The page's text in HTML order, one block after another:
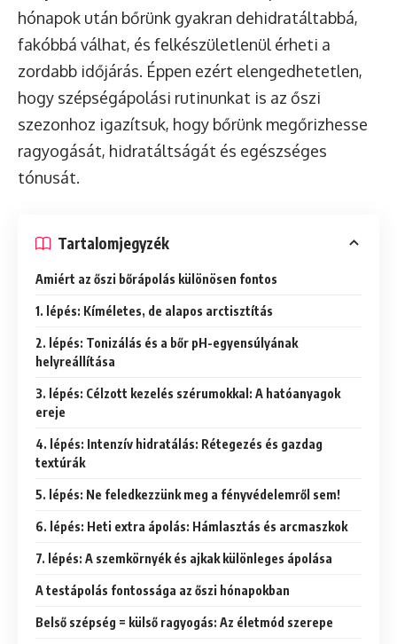
hónapok után bőrünk gyakran dehidratáltabbá,
fakóbbá válhat, és felkészületlenül érheti a
zordabb időjárás. Éppen ezért elengedhetetlen,
hogy szépségápolási rutinunkat is az őszi
szezonhoz igazítsuk, hogy bőrünk megőrizhesse
ragyogását, hidratáltságát és egészséges
tónusát.
Tartalomjegyzék
Amiért az őszi bőrápolás különösen fontos
1. lépés: Kíméletes, de alapos arctisztítás
2. lépés: Tonizálás és a bőr pH-egyensúlyának
helyreállítása
3. lépés: Célzott kezelés szérumokkal: A hatóanyagok
ereje
4. lépés: Intenzív hidratálás: Rétegezés és gazdag
textúrák
5. lépés: Ne feledkezzünk meg a fényvédelemről sem!
6. lépés: Heti extra ápolás: Hámlasztás és arcmaszkok
7. lépés: A szemkörnyék és ajkak különleges ápolása
A testápolás fontossága az őszi hónapokban
Belső szépség = külső ragyogás: Az életmód szerepe